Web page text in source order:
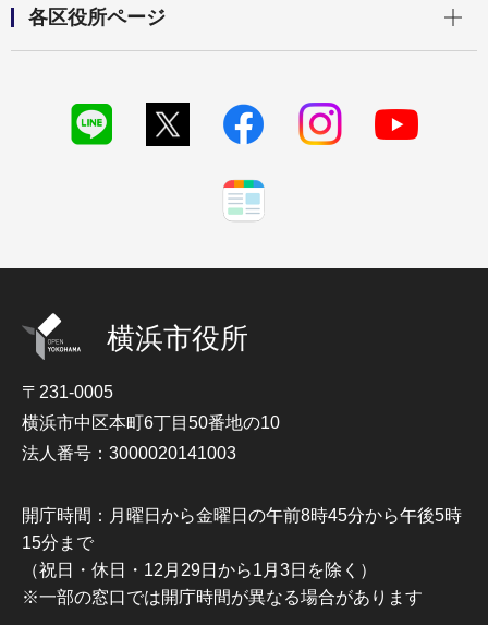
各区役所ページ
横浜市役所
〒231-0005
横浜市中区本町6丁目50番地の10
法人番号：3000020141003
開庁時間：月曜日から金曜日の午前8時45分から午後5時
15分まで
（祝日・休日・12月29日から1月3日を除く）
※一部の窓口では開庁時間が異なる場合があります